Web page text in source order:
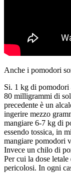
Anche i pomodori
Si. 1 kg di pomodori
80 milligrammi di
precedente è un
ingerire mezzo
mangiare 6-7 kg di
essendo tossica, in
mangiare pomodori
Invece un chilo di
Per cui la dose
pericolosi. In ogni